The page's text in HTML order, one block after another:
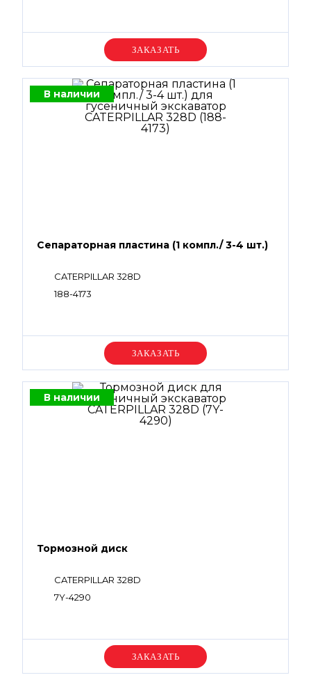
Уточняйте цену
В наличии
Сепараторная пластина (1 компл./ 3-4 шт.)
CATERPILLAR 328D
188-4173
Уточняйте цену
В наличии
Тормозной диск
CATERPILLAR 328D
7Y-4290
Уточняйте цену